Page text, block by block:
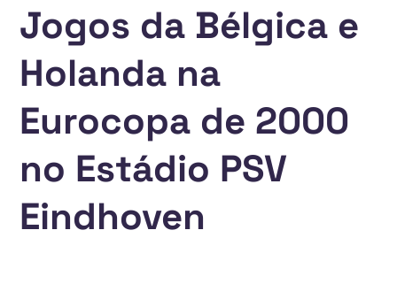
Jogos da Bélgica e
Holanda na
Eurocopa de 2000
no Estádio PSV
Eindhoven